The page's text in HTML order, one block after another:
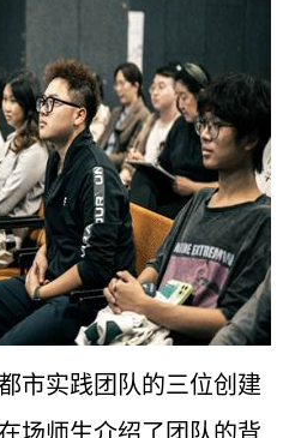
市实践团队的三位创建